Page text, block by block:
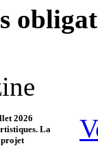
2026
La